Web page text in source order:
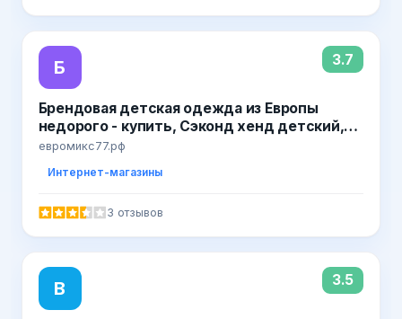
Б 3.7
Брендовая детская одежда из Европы
недорого - купить, Сэконд хенд детский,
Сэконд хенд детский купить, Сэконд хенд
детский купить недорого с доставкой,
Сэконд хенд детский куп
евромикс77.рф
Интернет-магазины
3 отзывов
B 3.5